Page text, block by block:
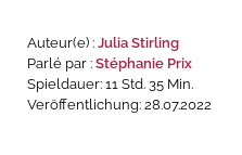
Auteur(e) : Julia Stirling
Parlé par : Stéphanie Prix
Spieldauer: 11 Std. 35 Min.
Veröffentlichung: 28.07.2022